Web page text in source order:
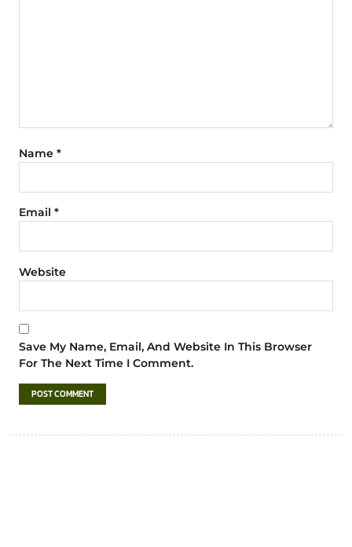
Name *
Email *
Website
Save My Name, Email, And Website In This Browser
For The Next Time I Comment.